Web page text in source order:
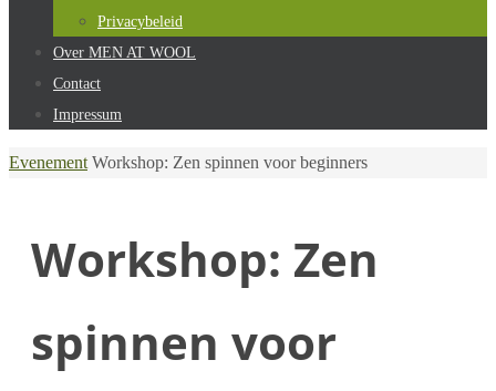
Privacybeleid
Over MEN AT WOOL
Contact
Impressum
Home
Evenement Workshop: Zen spinnen voor beginners
Workshop: Zen
spinnen voor